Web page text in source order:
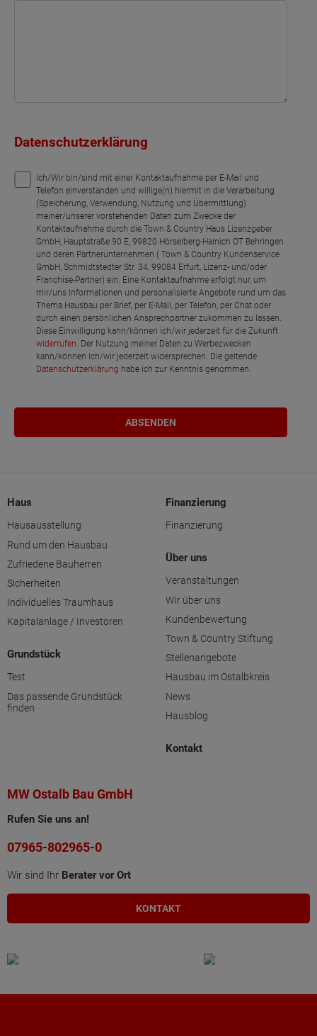
Datenschutzerklärung
Ich/Wir bin/sind mit einer Kontaktaufnahme per E-Mail und
Telefon einverstanden und willige(n) hiermit in die Verarbeitung
(Speicherung, Verwendung, Nutzung und Übermittlung)
meiner/unserer vorstehenden Daten zum Zwecke der
Kontaktaufnahme durch die Town & Country Haus Lizenzgeber
GmbH, Hauptstraße 90 E, 99820 Hörselberg-Hainich OT Behringen
und deren Partnerunternehmen ( Town & Country Kundenservice
GmbH, Schmidtstedter Str. 34, 99084 Erfurt, Lizenz- und/oder
Franchise-Partner) ein. Eine Kontaktaufnahme erfolgt nur, um
mir/uns Informationen und personalisierte Angebote rund um das
Thema Hausbau per Brief, per E-Mail, per Telefon, per Chat oder
durch einen persönlichen Ansprechpartner zukommen zu lassen.
Diese Einwilligung kann/können ich/wir jederzeit für die Zukunft
widerrufen. Der Nutzung meiner Daten zu Werbezwecken
kann/können ich/wir jederzeit widersprechen. Die geltende
Datenschutzerklärung habe ich zur Kenntnis genommen.
Haus
Hausausstellung
Rund um den Hausbau
Zufriedene Bauherren
Sicherheiten
Individuelles Traumhaus
Kapitalanlage / Investoren
Grundstück
Test
Das passende Grundstück
finden
Finanzierung
Finanzierung
Über uns
Veranstaltungen
Wir über uns
Kundenbewertung
Town & Country Stiftung
Stellenangebote
Hausbau im Ostalbkreis
News
Hausblog
Kontakt
MW Ostalb Bau GmbH
Rufen Sie uns an!
07965-802965-0
Wir sind Ihr Berater vor Ort
KONTAKT